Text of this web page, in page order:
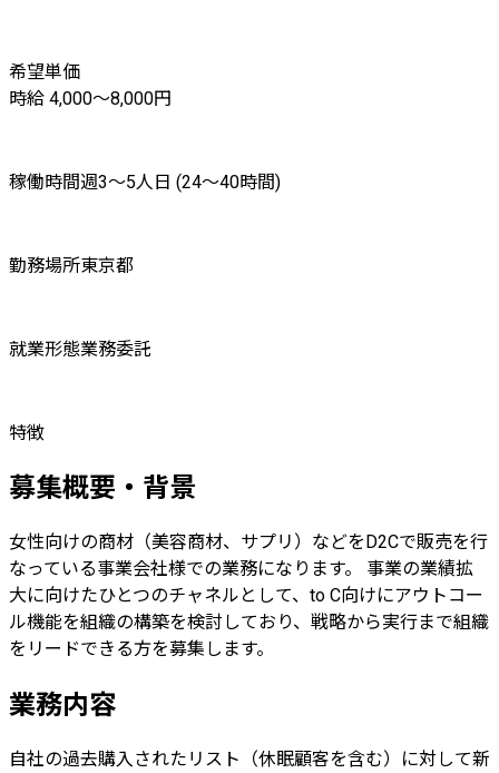
希望単価
時給 4,000〜8,000円
稼働時間週3〜5人日 (24〜40時間)
勤務場所東京都
就業形態業務委託
特徴
募集概要・背景
女性向けの商材（美容商材、サプリ）などをD2Cで販売を行
なっている事業会社様での業務になります。 事業の業績拡
大に向けたひとつのチャネルとして、to C向けにアウトコー
ル機能を組織の構築を検討しており、戦略から実行まで組織
をリードできる方を募集します。
業務内容
自社の過去購入されたリスト（休眠顧客を含む）に対して新